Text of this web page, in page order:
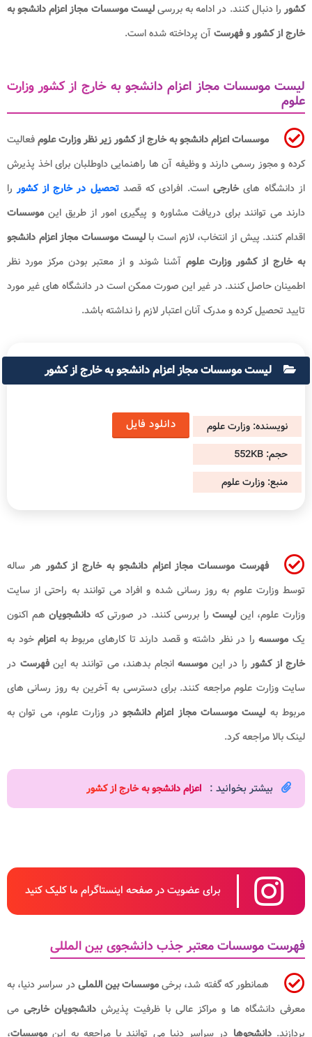
کشوررا دنبال کنند. در ادامه به بررسیلیست موسسات مجاز اعزام دانشجو به
خارج از کشور و فهرستآن پرداخته شده است.
لیست موسسات مجاز اعزام دانشجو به خارج از کشور وزارت
علوم
موسسات اعزام دانشجو به خارج از کشور زیر نظر وزارت علومفعالیت
کرده و مجوز رسمی دارند و وظیفه آن ها راهنمایی داوطلبان برای اخذ پذیرش
از دانشگاه هایخارجیاست. افرادی که قصدتحصیل در خارج از کشوررا
دارند می توانند برای دریافت مشاوره و پیگیری امور از طریق این موسسات
اقدام کنند. پیش از انتخاب، لازم است بالیست موسسات مجاز اعزام دانشجو
به خارج از کشور وزارت علوم آشنا شوند و از معتبر بودن مرکز مورد نظر
اطمینان حاصل کنند. در غیر این صورت ممکن است در دانشگاه های غیر مورد
تایید تحصیل کرده و مدرک آنان اعتبار لازم را نداشته باشد.
لیست موسسات مجاز اعزام دانشجو به خارج از کشور
نویسنده: وزارت علوم
حجم: 552KB
منبع: وزارت علوم
دانلود فایل
فهرست موسسات مجاز اعزام دانشجو به خارج از کشورهر ساله
توسط وزارت علوم به روز رسانی شده و افراد می توانند به راحتی از سایت
وزارت علوم، این لیست را بررسی کنند. در صورتی که دانشجویان هم اکنون
یک موسسه را در نظر داشته و قصد دارند تا کارهای مربوط به اعزامخود به
خارج از کشوررا در این موسسهانجام بدهند، می توانند به اینفهرست در
سایت وزارت علوم مراجعه کنند. برای دسترسی به آخرین به روز رسانی های
مربوط به لیست موسسات مجاز اعزام دانشجودر وزارت علوم، می توان به
لینک بالا مراجعه کرد.
بیشتر بخوانید : اعزام دانشجو به خارج از کشور​
برای عضویت در صفحه اینستاگرام ما کلیک کنید
فهرست موسسات معتبر جذب دانشجوی بین المللی
همانطور که گفته شد، برخیموسسات بین اللملیدر سراسر دنیا، به
معرفی دانشگاه ها و مراکز عالی با ظرفیت پذیرش دانشجویان خارجی می
پردازند.دانشجوها در سراسر دنیا می توانند با مراجعه به این موسسات،